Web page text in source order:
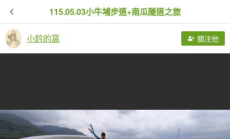
115.05.03小牛埔步道+南瓜隧道之旅
小鈐的窩 關注他